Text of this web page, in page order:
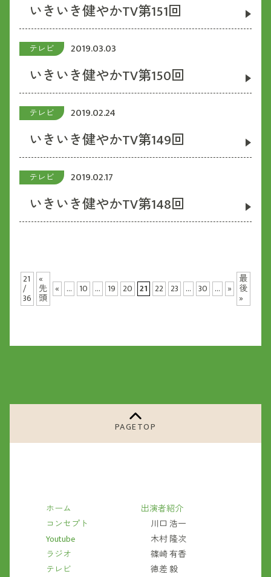
いきいき健やかTV第151回
テレビ 2019.03.03
いきいき健やかTV第150回
テレビ 2019.02.24
いきいき健やかTV第149回
テレビ 2019.02.17
いきいき健やかTV第148回
21
/
36
«
先
頭
« ... 10 ... 19 20 21 22 23 ... 30 ... »
最
後
»
PAGETOP
ホーム
コンセプト
Youtube
ラジオ
テレビ
出演者紹介
川口 浩一
木村 隆次
篠崎 有香
徳差 毅